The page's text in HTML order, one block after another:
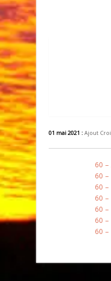
01 mai 2021 : Ajout
60 –
60 –
60 –
60 –
60 –
60 –
60